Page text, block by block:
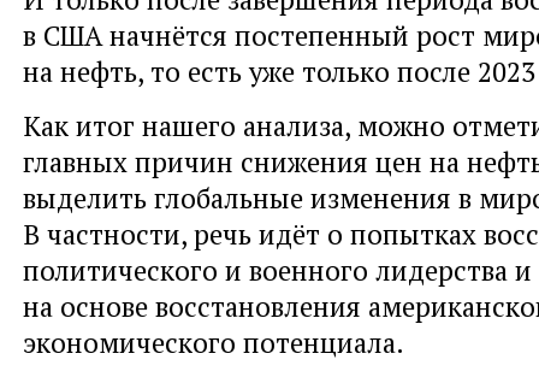
в США начнётся постепенный рост
на нефть, то есть уже только после
Как итог нашего анализа, можно
главных причин снижения цен на
выделить глобальные изменения в
В частности, речь идёт о попытках
политического и военного лидерства
на основе восстановления
экономического потенциала.